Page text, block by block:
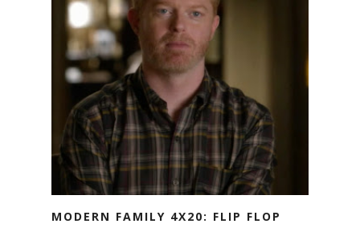
MODERN FAMILY 4X20: FLIP FLOP